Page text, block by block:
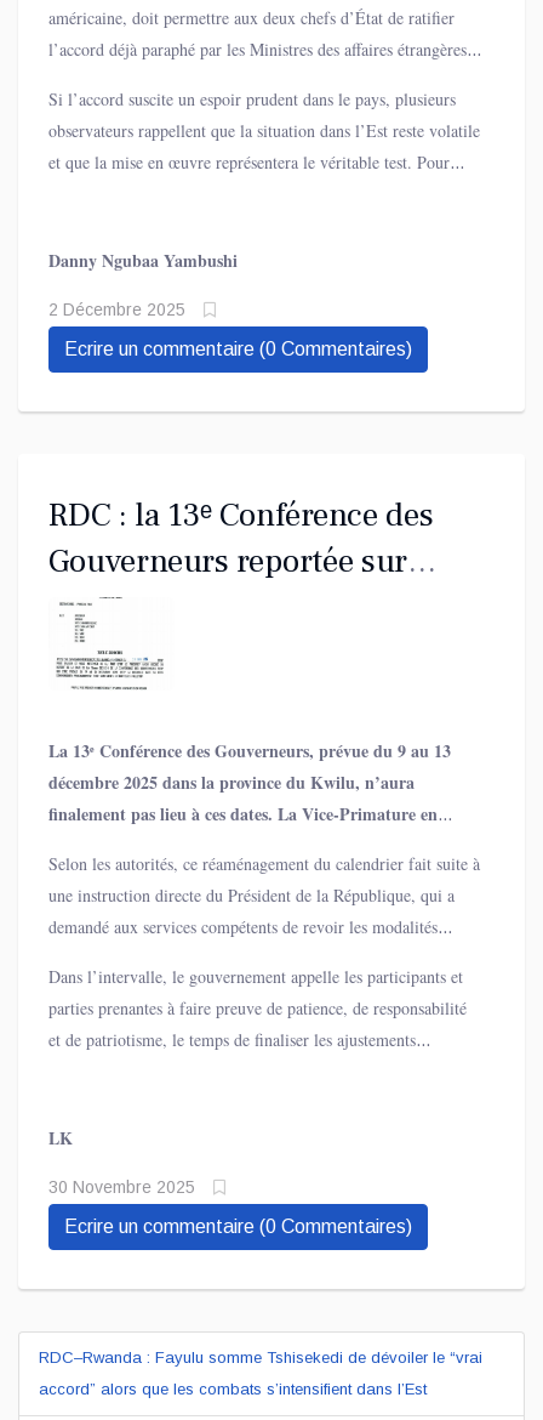
américaine, doit permettre aux deux chefs d’État de ratifier
l’accord déjà paraphé par les Ministres des affaires étrangères
désescalade, un suivi conjoint de sécurité et des engagements
liés au retrait des forces et groupes armés soutenus par
l’extérieur.
Si l’accord suscite un espoir prudent dans le pays, plusieurs
observateurs rappellent que la situation dans l’Est reste volatile
et que la mise en œuvre représentera le véritable test. Pour
transparaitre une confiance en l’unité du Congo et des
Danny Ngubaa Yambushi
2 Décembre 2025
Ecrire un commentaire (0 Commentaires)
RDC : la 13ᵉ Conférence des
Gouverneurs reportée sur
instruction du Chef de l’État
La 13ᵉ Conférence des Gouverneurs, prévue du 9 au 13
décembre 2025 dans la province du Kwilu, n’aura
finalement pas lieu à ces dates. La Vice-Primature en
coutumières a annoncé, dans un message officiel daté du 29
novembre 2025, le report de cette rencontre d’importance
nationale.
Selon les autorités, ce réaménagement du calendrier fait suite à
une instruction directe du Président de la République, qui a
demandé aux services compétents de revoir les modalités
encore été fixée, mais elle sera communiquée « en temps utile
».
Dans l’intervalle, le gouvernement appelle les participants et
parties prenantes à faire preuve de patience, de responsabilité
et de patriotisme, le temps de finaliser les ajustements
LK
30 Novembre 2025
Ecrire un commentaire (0 Commentaires)
RDC–Rwanda : Fayulu somme Tshisekedi de dévoiler le “vrai
accord” alors que les combats s’intensifient dans l’Est